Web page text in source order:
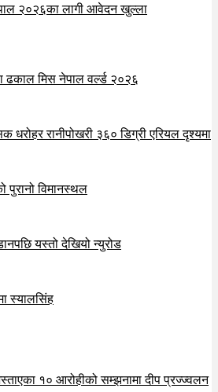
२०२६का लागी आवेदन खुल्ला
ढकाल मिस नेपाल वर्ल्ड २०२६
धरोहर रानीपोखरी ३६० डिग्री एरियल दृश्यमा
पुरानो विमानस्थल
यस्तो देखियो न्युरोड
स्यालसिंह
१० आरोहीको सम्झनामा दीप प्रज्ज्वलन